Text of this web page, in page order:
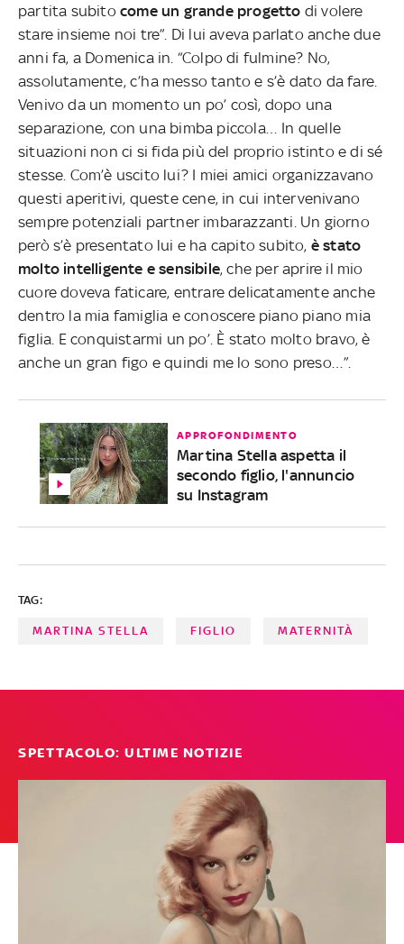
partita subito come un grande progetto di volere
stare insieme noi tre”. Di lui aveva parlato anche due
anni fa, a Domenica in. “Colpo di fulmine? No,
assolutamente, c’ha messo tanto e s’è dato da fare.
Venivo da un momento un po’ così, dopo una
separazione, con una bimba piccola… In quelle
situazioni non ci si fida più del proprio istinto e di sé
stesse. Com’è uscito lui? I miei amici organizzavano
questi aperitivi, queste cene, in cui intervenivano
sempre potenziali partner imbarazzanti. Un giorno
però s’è presentato lui e ha capito subito, è stato
molto intelligente e sensibile, che per aprire il mio
cuore doveva faticare, entrare delicatamente anche
dentro la mia famiglia e conoscere piano piano mia
figlia. E conquistarmi un po’. È stato molto bravo, è
anche un gran figo e quindi me lo sono preso…”.
APPROFONDIMENTO
Martina Stella aspetta il
secondo figlio, l'annuncio
su Instagram
TAG:
MARTINA STELLA FIGLIO MATERNITÀ
SPETTACOLO: ULTIME NOTIZIE